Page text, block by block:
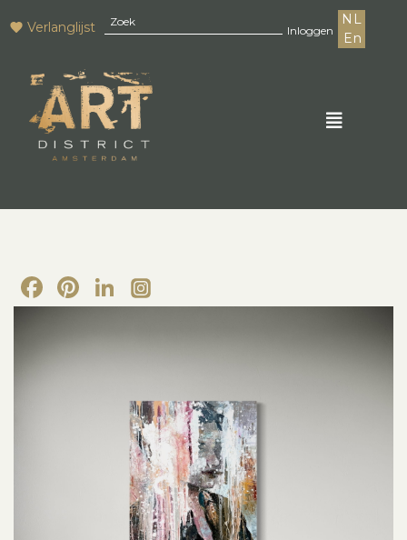
Verlanglijst Inloggen
NL
En
Facebook
Pinterest
LinkedIn